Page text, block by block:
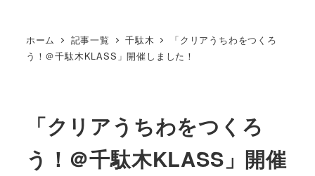
ホーム 記事一覧 千駄木
「クリアうちわをつくろ
う！＠千駄木KLASS」開催しました！
「クリアうちわをつくろ
う！＠千駄木KLASS」開催